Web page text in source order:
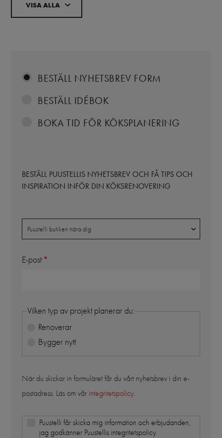
VISA ALLA
BESTÄLL NYHETSBREV FORM
BESTÄLL IDÉBOK
BOKA TID FÖR KÖKSPLANERING
BESTÄLL PUUSTELLIS NYHETSBREV OCH FÅ TIPS OCH
INSPIRATION INFÖR DIN KÖKSRENOVERING
Puustelli butiken nära dig
E-post
Vilken typ av projekt planerar du:
Renoverar
Bygger nytt
När du skickar in formuläret får du vårt nyhetsbrev i din e-
postadress. Läs om vår integritetspolicy
Puustelli får skicka mig information och erbjudanden,
jag godkänner Puustellis integritetspolicy.